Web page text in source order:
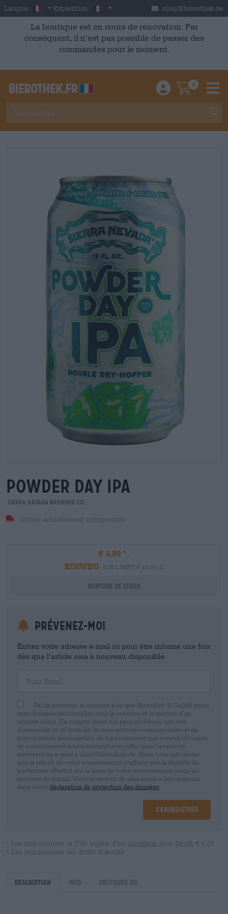
Skip to main content
Langue: French
Expédition: France shop@bierothek.de
La boutique est en cours de rénovation. Par
conséquent, il n’est pas possible de passer des
commandes pour le moment.
Einloggen /
0
powder day ipa
Sierra Nevada Brewing Co.
Article actuellement indisponible
€ 4,99
EINWEG
0,36 L PEUT € 13,14 / L
Rupture de stock
Prévenez-moi
Entrez votre adresse e-mail ici pour être informé une fois
dès que l’article sera à nouveau disponible.
Par la présente, je consens à ce que Bierothek ® GmbH traite
mes données personnelles pour la création et la gestion d’un
compte client. Ce compte client me permet d’avoir une vue
d’ensemble et un contrôle de mes activités commerciales et de
mes données personnelles. Je suis conscient que je peux révoquer
ce consentement à tout moment avec effet pour l’avenir en
envoyant un e-mail à shop@bierothek.de. Nous vous informons
que le retrait de votre consentement n’affecte pas la légalité du
traitement effectué sur la base de votre consentement jusqu’au
moment du retrait. Vous trouverez de plus amples informations
dans notre déclaration de protection des données
S’enregistrer
* Les prix incluent la TVA légale. Plus Livraison plus Dépôt € 0,25
* Les prix incluent les droits d’accise
Description Info Critiques (0)